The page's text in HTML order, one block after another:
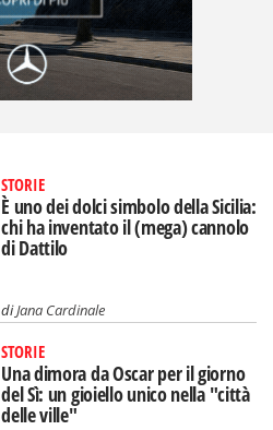
STORIE
È uno dei dolci simbolo della Sicilia:
chi ha inventato il (mega) cannolo
di Dattilo
diJana Cardinale
STORIE
Una dimora da Oscar per il giorno
del Sì: un gioiello unico nella "città
delle ville"